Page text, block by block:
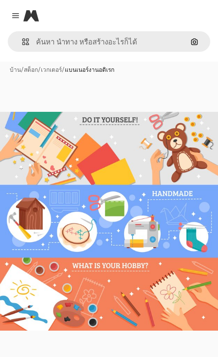
Close menu
Magnific
ค้นหา
บ้าน/สต็อก/เวกเตอร์/แบนเนอร์งานอดิเรก